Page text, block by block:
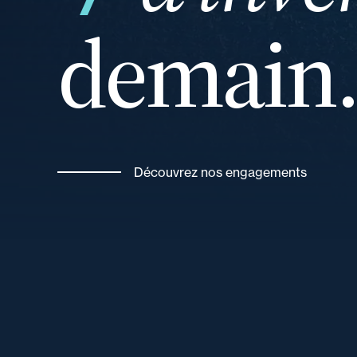
demain.
Découvrez nos engagements
vos